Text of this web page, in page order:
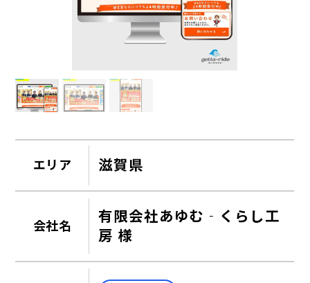
エリア 滋賀県
会社名
有限会社あゆむ‐くらし工
房 様